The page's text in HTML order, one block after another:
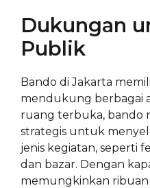
Dukungan
Publik
Bando di Jakarta
mendukung berbagai
ruang terbuka, bando
strategis untuk
jenis kegiatan, seperti
dan bazar. Dengan
memungkinkan